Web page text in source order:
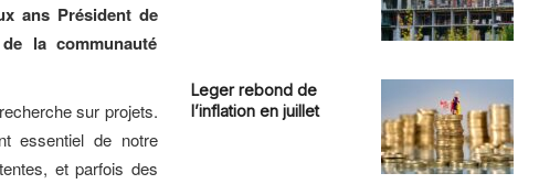
ans Président de
la communauté
sur projets.
essentiel de notre
et parfois des
Leger rebond de
l’inflation en juillet